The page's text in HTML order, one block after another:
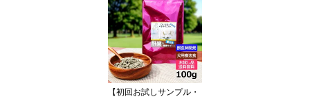
セキのごはん ベニソン
高齢犬 国産 鹿肉ドッグ
フード 犬 獣医師開発 ※1
世帯1個限り
【初回お試しサンプル・